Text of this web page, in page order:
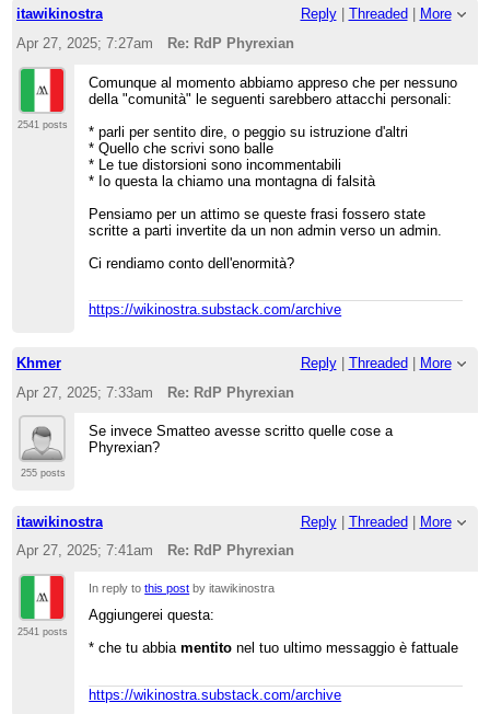
itawikinostra Reply| Threaded
More
Apr 27, 2025; 7:27am
Re: RdP Phyrexian
2541 posts
Comunque al momento abbiamo appreso che per nessuno
della "comunità" le seguenti sarebbero attacchi personali:
* parli per sentito dire, o peggio su istruzione d'altri
* Quello che scrivi sono balle
* Le tue distorsioni sono incommentabili
* Io questa la chiamo una montagna di falsità
Pensiamo per un attimo se queste frasi fossero state
scritte a parti invertite da un non admin verso un admin.
Ci rendiamo conto dell'enormità?
https://wikinostra.substack.com/archive
Khmer Reply| Threaded | More
Apr 27, 2025; 7:33am
Re: RdP Phyrexian
255 posts
Se invece Smatteo avesse scritto quelle cose a
Phyrexian?
itawikinostra Reply| Threaded | More
Apr 27, 2025; 7:41am
Re: RdP Phyrexian
2541 posts
In reply tothis post by itawikinostra
Aggiungerei questa:
* che tu abbiamentito nel tuo ultimo messaggio è fattuale
https://wikinostra.substack.com/archive